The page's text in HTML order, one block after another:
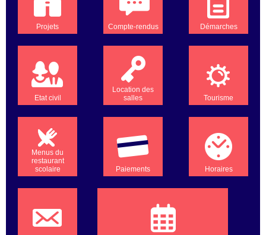
Projets Compte-rendus Démarches
Etat civil
Location des
salles
Tourisme
Menus du
restaurant
scolaire
Paiements Horaires